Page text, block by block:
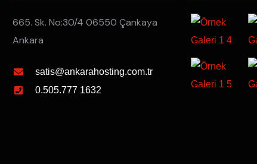
665. Sk. No:30/4 06550 Çankaya
Ankara
satis@ankarahosting.com.tr
0.505.777 1632